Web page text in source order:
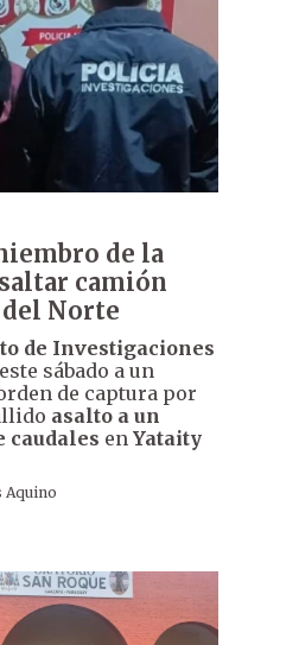
de la
camión
Norte
de Investigaciones
sábado a un
de captura por
asalto a un
caudales en Yataity
Aquino